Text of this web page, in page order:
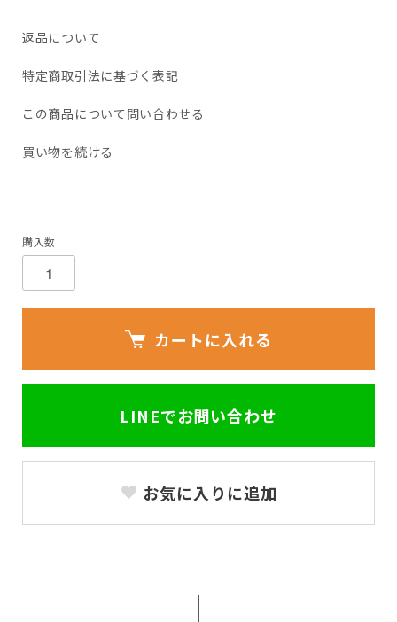
返品について
特定商取引法に基づく表記
この商品について問い合わせる
買い物を続ける
購入数
カートに入れる
LINEでお問い合わせ
お気に入りに追加